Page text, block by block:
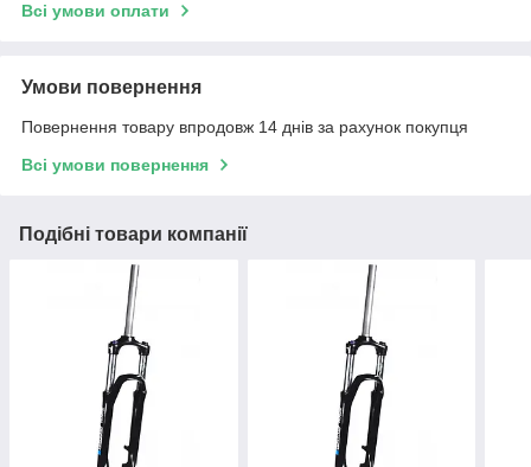
Всі умови оплати
Умови повернення
Повернення товару впродовж 14 днів за рахунок покупця
Всі умови повернення
Подібні товари компанії